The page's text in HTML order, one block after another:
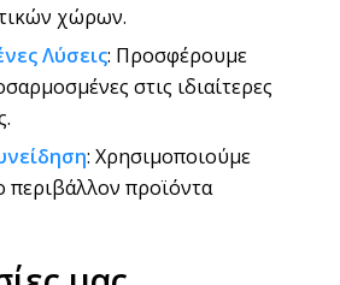
χώρων.
Λύσεις: Προσφέρουμε
στις ιδιαίτερες
: Χρησιμοποιούμε
περιβάλλον προϊόντα